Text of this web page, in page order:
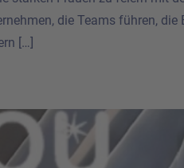
die Teams führen,
[…]